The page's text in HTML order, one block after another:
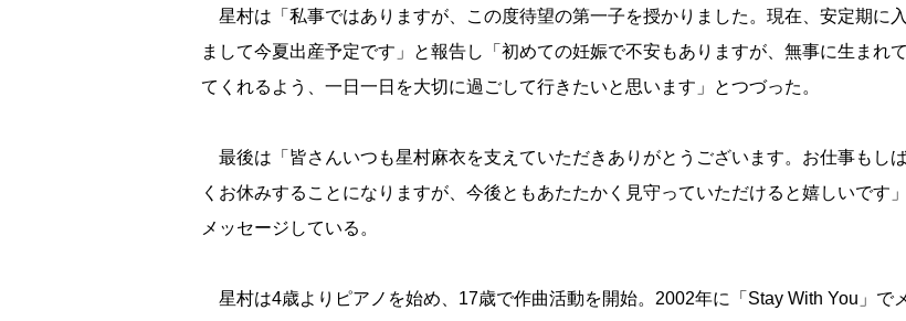
星村は「私事ではありますが、この度待望の第一子を授かりました。現在、安定期に
まして今夏出産予定です」と報告し「初めての妊娠で不安もありますが、無事に生まれ
てくれるよう、一日一日を大切に過ごして行きたいと思います」とつづった。
最後は「皆さんいつも星村麻衣を支えていただきありがとうございます。お仕事もし
くお休みすることになりますが、今後ともあたたかく見守っていただけると嬉しいです
メッセージしている。
星村は4歳よりピアノを始め、17歳で作曲活動を開始。2002年に「Stay With You」で